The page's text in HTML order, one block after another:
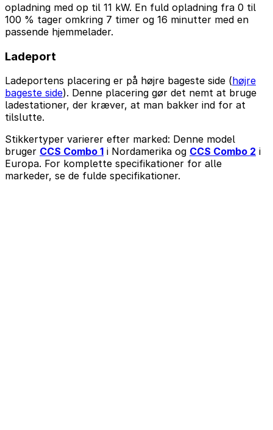
opladning med op til 11 kW. En fuld opladning fra 0 til
100 % tager omkring 7 timer og 16 minutter med en
passende hjemmelader.
Ladeport
Ladeportens placering er på højre bageste side (højre
bageste side). Denne placering gør det nemt at bruge
ladestationer, der kræver, at man bakker ind for at
tilslutte.
Stikkertyper varierer efter marked: Denne model
bruger CCS Combo 1 i Nordamerika og CCS Combo 2 i
Europa. For komplette specifikationer for alle
markeder, se de fulde specifikationer.